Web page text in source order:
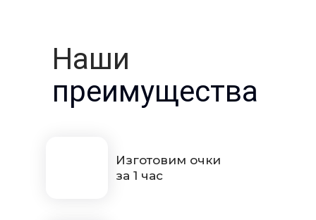
Наши
преимущества
Изготовим очки
за 1 час